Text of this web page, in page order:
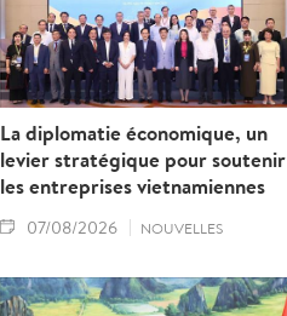
La diplomatie économique, un
levier stratégique pour soutenir
les entreprises vietnamiennes
07/08/2026 NOUVELLES